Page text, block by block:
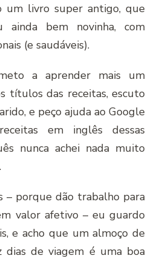
um livro super antigo, que
ainda bem novinha, com
(e saudáveis).
a aprender mais um
títulos das receitas, escuto
e peço ajuda ao Google
em inglês dessas
nunca achei nada muito
– porque dão trabalho para
valor afetivo – eu guardo
e acho que um almoço de
dias de viagem é uma boa